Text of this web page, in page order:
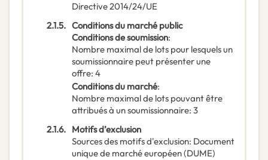
Directive 2014/24/UE
2.1.5. Conditions du marché public
Conditions de soumission:
Nombre maximal de lots pour lesquels un
soumissionnaire peut présenter une
offre: 4
Conditions du marché:
Nombre maximal de lots pouvant être
attribués à un soumissionnaire: 3
2.1.6. Motifs d’exclusion
Sources des motifs d'exclusion: Document
unique de marché européen (DUME)